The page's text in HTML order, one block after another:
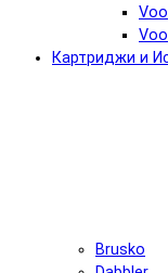
Картриджи и
Brusko